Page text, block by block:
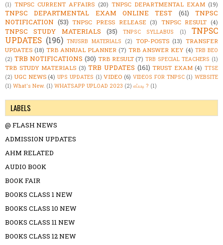
(1) TNPSC CURRENT AFFAIRS (20) TNPSC DEPARTMENTAL EXAM (19)
TNPSC DEPARTMENTAL EXAM ONLINE TEST (61)
TNPSC
NOTIFICATION (53) TNPSC PRESS RELEASE (3) TNPSC RESULT (4)
TNPSC STUDY MATERIALS (35) TNPSC SYLLABUS (1)
TNPSC
UPDATES (196) TNUSRB MATERIALS (2) TOP-POSTS (13) TRANSFER
UPDATES (18) TRB ANNUAL PLANNER (7) TRB ANSWER KEY (4) TRB BEO
(2) TRB NOTIFICATIONS (30) TRB RESULT (7) TRB SPECIAL TEACHERS (1)
TRB STUDY MATERIALS (3) TRB UPDATES (161) TRUST EXAM (4) TTSE
(2) UGC NEWS (4) UPS UPDATES (1) VIDEO (6) VIDEOS FOR TNPSC (1) WEBSITE
(1) What's New. (1) WHATSAPP UPLOAD 2023 (2) எப்படி ? (1)
LABELS
@ FLASH NEWS
ADMISSION UPDATES
AHM RELATED
AUDIO BOOK
BOOK FAIR
BOOKS CLASS 1 NEW
BOOKS CLASS 10 NEW
BOOKS CLASS 11 NEW
BOOKS CLASS 12 NEW